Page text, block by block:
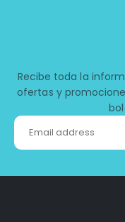
Recibe toda la
ofertas y